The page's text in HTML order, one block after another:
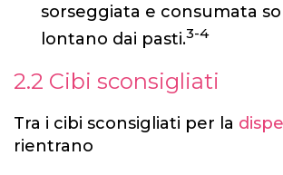
sorseggiata e consumata
lontano dai pasti.3-4
2.2 Cibi sconsigliati
Tra i cibi sconsigliati per la
rientrano